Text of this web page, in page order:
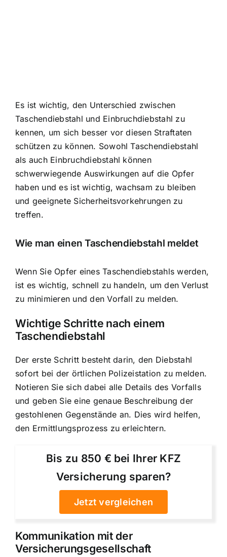
Es ist wichtig, den Unterschied zwischen
Taschendiebstahl und Einbruchdiebstahl zu
kennen, um sich besser vor diesen Straftaten
schützen zu können. Sowohl Taschendiebstahl
als auch Einbruchdiebstahl können
schwerwiegende Auswirkungen auf die Opfer
haben und es ist wichtig, wachsam zu bleiben
und geeignete Sicherheitsvorkehrungen zu
treffen.
Wie man einen Taschendiebstahl meldet
Wenn Sie Opfer eines Taschendiebstahls werden,
ist es wichtig, schnell zu handeln, um den Verlust
zu minimieren und den Vorfall zu melden.
Wichtige Schritte nach einem
Taschendiebstahl
Der erste Schritt besteht darin, den Diebstahl
sofort bei der örtlichen Polizeistation zu melden.
Notieren Sie sich dabei alle Details des Vorfalls
und geben Sie eine genaue Beschreibung der
gestohlenen Gegenstände an. Dies wird helfen,
den Ermittlungsprozess zu erleichtern.
Bis zu 850 € bei Ihrer KFZ
Versicherung sparen?
Jetzt vergleichen
Kommunikation mit der
Versicherungsgesellschaft